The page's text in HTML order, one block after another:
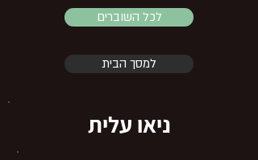
לכל השוברים
למסך הבית
ניאו עלית